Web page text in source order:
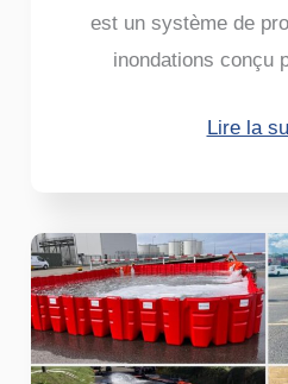
est un système de
inondations conçu
l’eau
Lire la
4
des
barrières